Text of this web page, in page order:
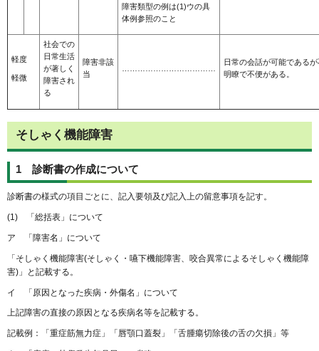
障害類型の例は(1)ウの具
体例参照のこと
軽度
軽微
社会での
日常生活
が著しく
障害され
る
障害非該
当
日常の会話が可能であるが
明瞭で不便がある。
そしゃく機能障害
1 診断書の作成について
診断書の様式の項目ごとに、記入要領及び記入上の留意事項を記す。
(1) 「総括表」について
ア 「障害名」について
「そしゃく機能障害(そしゃく・嚥下機能障害、咬合異常によるそしゃく機能障
害)」と記載する。
イ 「原因となった疾病・外傷名」について
上記障害の直接の原因となる疾病名等を記載する。
記載例：「重症筋無力症」「唇顎口蓋裂」「舌腫瘍切除後の舌の欠損」等